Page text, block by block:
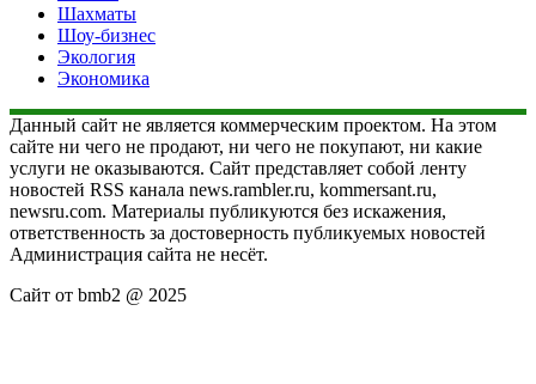
Шахматы
Шоу-бизнес
Экология
Экономика
Данный сайт не является коммерческим проектом. На этом
сайте ни чего не продают, ни чего не покупают, ни какие
услуги не оказываются. Сайт представляет собой ленту
новостей RSS канала news.rambler.ru, kommersant.ru,
newsru.com. Материалы публикуются без искажения,
ответственность за достоверность публикуемых новостей
Администрация сайта не несёт.
Сайт от bmb2 @ 2025